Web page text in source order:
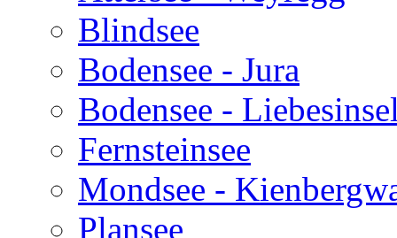
Blindsee
Bodensee - Jura
Bodensee -
Fernsteinsee
Mondsee -
Plansee